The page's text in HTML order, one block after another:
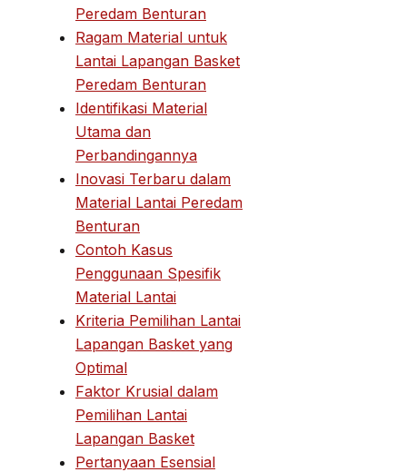
Peredam Benturan
Ragam Material untuk
Lantai Lapangan Basket
Peredam Benturan
Identifikasi Material
Utama dan
Perbandingannya
Inovasi Terbaru dalam
Material Lantai Peredam
Benturan
Contoh Kasus
Penggunaan Spesifik
Material Lantai
Kriteria Pemilihan Lantai
Lapangan Basket yang
Optimal
Faktor Krusial dalam
Pemilihan Lantai
Lapangan Basket
Pertanyaan Esensial